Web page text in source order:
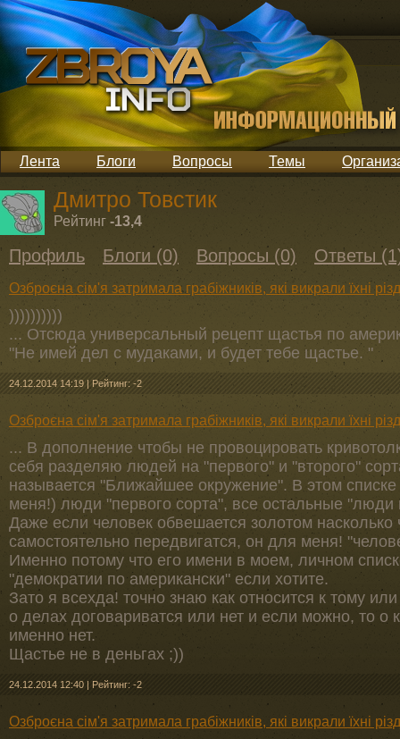
Лента Блоги Вопросы Темы
Дмитро Товстик
Рейтинг -13,4
Профиль Блоги (0) Вопросы (0) Ответы
Озброєна сім'я затримала грабіжників, які викрали їхні
))))))))))
... Отсюда универсальный рецепт щастья по
"Не имей дел с мудаками, и будет тебе щастье. "
24.12.2014 14:19 | Рейтинг: -2
Озброєна сім'я затримала грабіжників, які викрали їхні
... В дополнение чтобы не провоцировать
себя разделяю людей на "первого" и "второго"
называется "Ближайшее окружение". В этом
меня!) люди "первого сорта", все остальные "люди
Даже если человек обвешается золотом
самостоятельно передвигатся, он для меня!
Именно потому что его имени в моем, личном
"демократии по американски" если хотите.
Зато я всехда! точно знаю как относится к тому
о делах договариватся или нет и если можно, то о
именно нет.
Щастье не в деньгах ;))
24.12.2014 12:40 | Рейтинг: -2
Озброєна сім'я затримала грабіжників, які викрали їхні